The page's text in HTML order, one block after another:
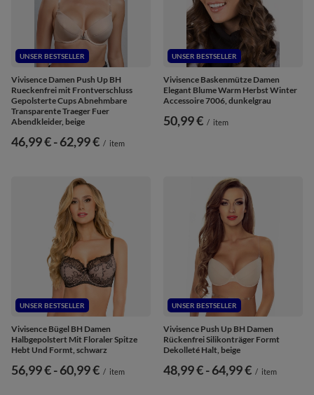
UNSER BESTSELLER
Vivisence Damen Push Up BH
Rueckenfrei mit Frontverschluss
Gepolsterte Cups Abnehmbare
Transparente Traeger Fuer
Abendkleider, beige
ab
46,99 €-bis
62,99 € / item
UNSER BESTSELLER
Vivisence Baskenmütze Damen
Elegant Blume Warm Herbst Winter
Accessoire 7006, dunkelgrau
50,99 € / item
UNSER BESTSELLER
Vivisence Bügel BH Damen
Halbgepolstert Mit Floraler Spitze
Hebt Und Formt, schwarz
ab
56,99 €-bis
60,99 € / item
UNSER BESTSELLER
Vivisence Push Up BH Damen
Rückenfrei Silikonträger Formt
Dekolleté Halt, beige
ab
48,99 €-bis
64,99 € / item